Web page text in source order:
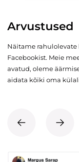
Arvustused
Näitame
Facebookist. Meie
avatud, oleme
aidata kõiki oma